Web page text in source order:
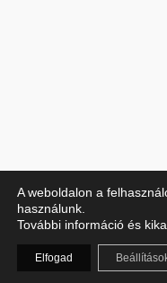
Copyright © 2026 Férfi
A weboldalon a
használunk.
További információ és
Elfogad